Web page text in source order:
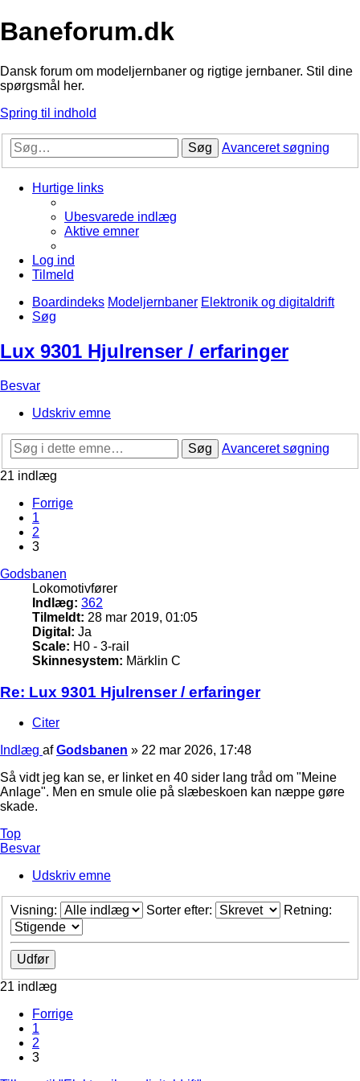
Baneforum.dk
Dansk forum om modeljernbaner og rigtige jernbaner. Stil dine
spørgsmål her.
Spring til indhold
Søg Avanceret søgning
Hurtige links
Ubesvarede indlæg
Aktive emner
Log ind
Tilmeld
Boardindeks Modeljernbaner Elektronik og digitaldrift
Søg
Lux 9301 Hjulrenser / erfaringer
Besvar
Udskriv emne
Søg
Avanceret søgning
21 indlæg
Forrige
1
2
3
Godsbanen
Lokomotivfører
Indlæg: 362
Tilmeldt: 28 mar 2019, 01:05
Digital: Ja
Scale: H0 - 3-rail
Skinnesystem: Märklin C
Re: Lux 9301 Hjulrenser / erfaringer
Citer
Indlæg afGodsbanen » 22 mar 2026, 17:48
Så vidt jeg kan se, er linket en 40 sider lang tråd om "Meine
Anlage". Men en smule olie på slæbeskoen kan næppe gøre
skade.
Top
Besvar
Udskriv emne
Visning: Sorter efter: Retning:
21 indlæg
Forrige
1
2
3